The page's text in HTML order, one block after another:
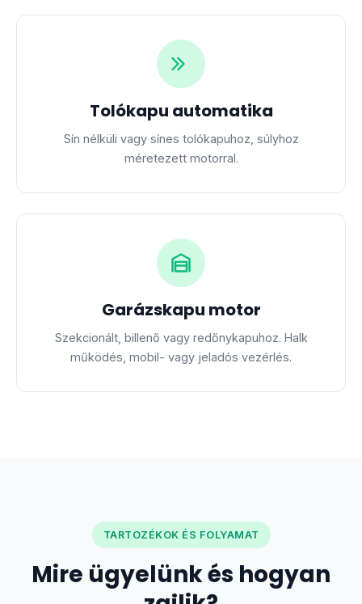
Tolókapu automatika
Sín nélküli vagy sínes tolókapuhoz, súlyhoz
méretezett motorral.
Garázskapu motor
Szekcionált, billenő vagy redőnykapuhoz. Halk
működés, mobil- vagy jeladós vezérlés.
TARTOZÉKOK ÉS FOLYAMAT
Mire ügyelünk és hogyan